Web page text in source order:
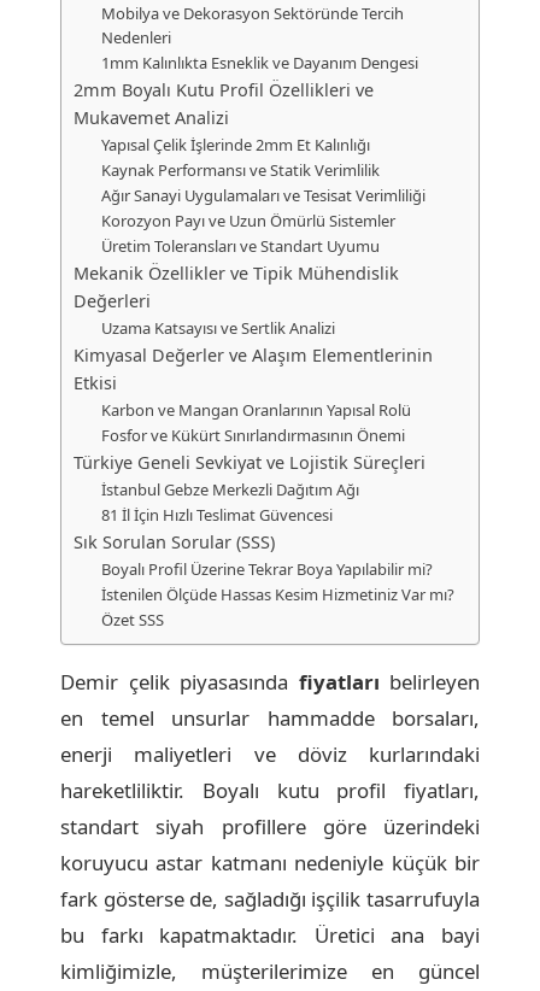
Mobilya ve Dekorasyon Sektöründe Tercih
Nedenleri
1mm Kalınlıkta Esneklik ve Dayanım Dengesi
2mm Boyalı Kutu Profil Özellikleri ve
Mukavemet Analizi
Yapısal Çelik İşlerinde 2mm Et Kalınlığı
Kaynak Performansı ve Statik Verimlilik
Ağır Sanayi Uygulamaları ve Tesisat Verimliliği
Korozyon Payı ve Uzun Ömürlü Sistemler
Üretim Toleransları ve Standart Uyumu
Mekanik Özellikler ve Tipik Mühendislik
Değerleri
Uzama Katsayısı ve Sertlik Analizi
Kimyasal Değerler ve Alaşım Elementlerinin
Etkisi
Karbon ve Mangan Oranlarının Yapısal Rolü
Fosfor ve Kükürt Sınırlandırmasının Önemi
Türkiye Geneli Sevkiyat ve Lojistik Süreçleri
İstanbul Gebze Merkezli Dağıtım Ağı
81 İl İçin Hızlı Teslimat Güvencesi
Sık Sorulan Sorular (SSS)
Boyalı Profil Üzerine Tekrar Boya Yapılabilir mi?
İstenilen Ölçüde Hassas Kesim Hizmetiniz Var mı?
Özet SSS
Demir çelik piyasasında fiyatları belirleyen
en temel unsurlar hammadde borsaları,
enerji maliyetleri ve döviz kurlarındaki
hareketliliktir. Boyalı kutu profil fiyatları,
standart siyah profillere göre üzerindeki
koruyucu astar katmanı nedeniyle küçük bir
fark gösterse de, sağladığı işçilik tasarrufuyla
bu farkı kapatmaktadır. Üretici ana bayi
kimliğimizle, müşterilerimize en güncel